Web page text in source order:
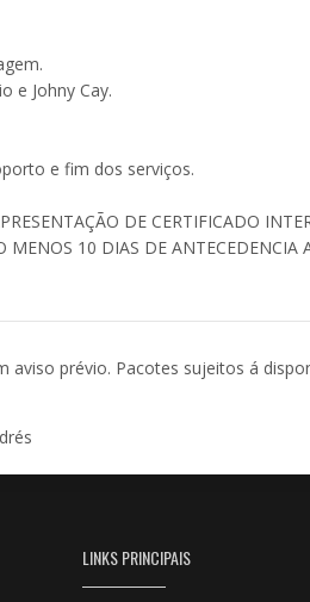
e Johny Cay.
e fim dos serviços.
DE CERTIFICADO
MENOS 10 DIAS DE
aviso prévio. Pacotes sujeitos á
LINKS PRINCIPAIS